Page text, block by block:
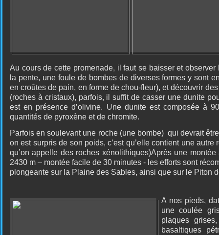
Au cours de cette promenade, il faut se baisser et
la pente, une foule de bombes de diverses formes y sont
en croûtes de pain, en forme de chou-fleur), et découvrir
(roches à cristaux), parfois, il suffit de casser une dunite
est en présence d’olivine. Une dunite est composée à
quantités de pyroxène et de chromite.
Parfois en soulevant une roche (une bombe) qui devrait
on est surpris de son poids, c’est qu’elle contient une autre
qu’on appelle des roches xénolithiques)Après une
2430 m – montée facile de 30 minutes - les efforts sont
plongeante sur la Plaine des Sables, ainsi que sur le Piton
A nos pieds,
une coulée
plaques
basaltiques